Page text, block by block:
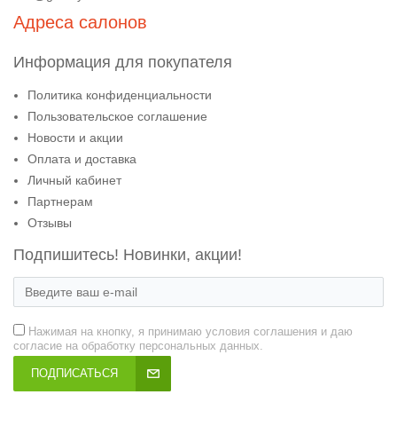
Адреса салонов
Информация для покупателя
Политика конфиденциальности
Пользовательское соглашение
Новости и акции
Оплата и доставка
Личный кабинет
Партнерам
Отзывы
Подпишитесь! Новинки, акции!
Нажимая на кнопку, я принимаю условия соглашения и даю
согласие на обработку персональных данных.
ПОДПИСАТЬСЯ